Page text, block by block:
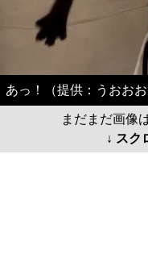
あっ！（提供：うおおお
まだまだ画像
↓ スク